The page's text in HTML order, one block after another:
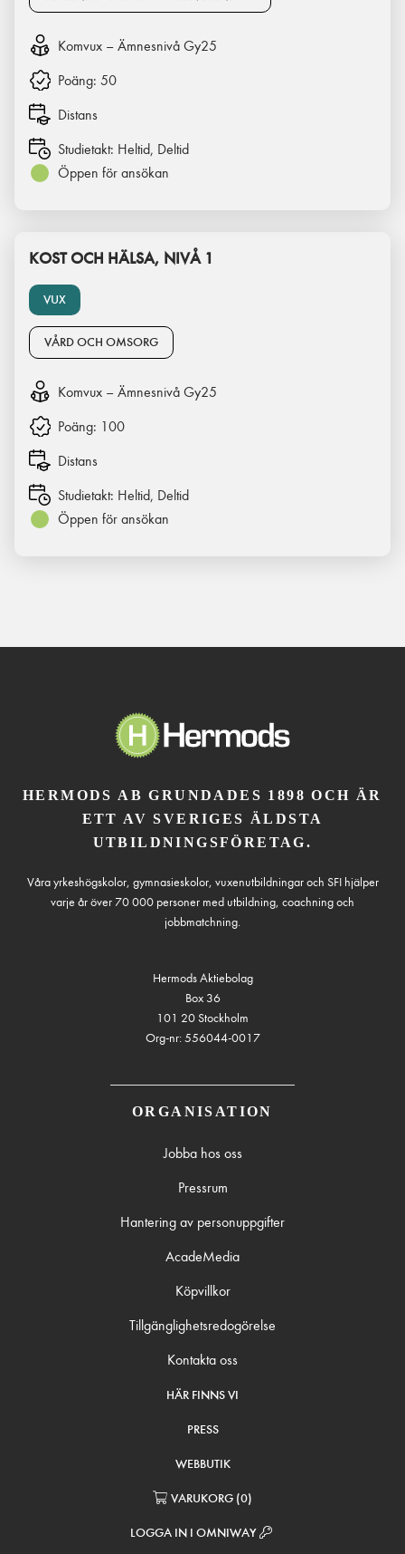
Komvux – Ämnesnivå Gy25
Poäng: 50
Distans
Studietakt: Heltid, Deltid
Öppen för ansökan
VUX
KOST OCH HÄLSA, NIVÅ 1
VÅRD OCH OMSORG
Komvux – Ämnesnivå Gy25
Poäng: 100
Distans
Studietakt: Heltid, Deltid
Öppen för ansökan
HERMODS AB GRUNDADES 1898 OCH ÄR
ETT AV SVERIGES ÄLDSTA
UTBILDNINGSFÖRETAG.
Våra yrkeshögskolor, gymnasieskolor, vuxenutbildningar och SFI hjälper
varje år över 70 000 personer med utbildning, coachning och
jobbmatchning.
Hermods Aktiebolag
Box 36
101 20 Stockholm
Org-nr: 556044-0017
ORGANISATION
Jobba hos oss
Pressrum
Hantering av personuppgifter
AcadeMedia
Köpvillkor
Tillgänglighetsredogörelse
Kontakta oss
HÄR FINNS VI
PRESS
WEBBUTIK
VARUKORG (0)
LOGGA IN I OMNIWAY